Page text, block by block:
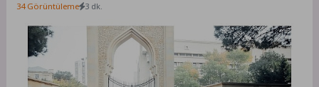
34 Görüntüleme 3 dk.